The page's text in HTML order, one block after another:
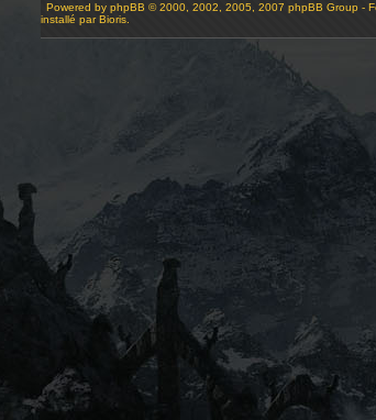
Powered by phpBB © 2000, 2002, 2005, 2007 phpBB Group -
installé par Bioris.